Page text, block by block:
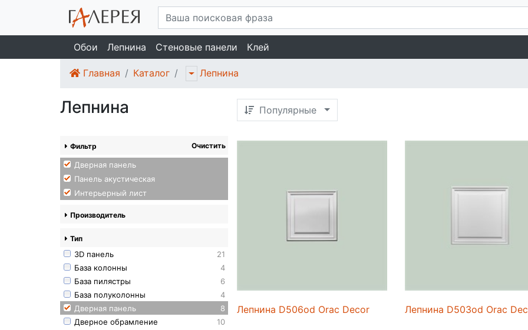
Обои Лепнина Стеновые панели Клей
Главная Каталог Лепнина
Лепнина Популярные
Фильтр Очистить
Дверная панель
Панель акустическая
Интерьерный лист
Производитель
Тип
3D панель
21
База колонны
4
База пилястры
6
База полуколонны
4
Дверная панель
8
Дверное обрамление
10
Лепнина D506od Orac Decor Лепнина D503od Orac